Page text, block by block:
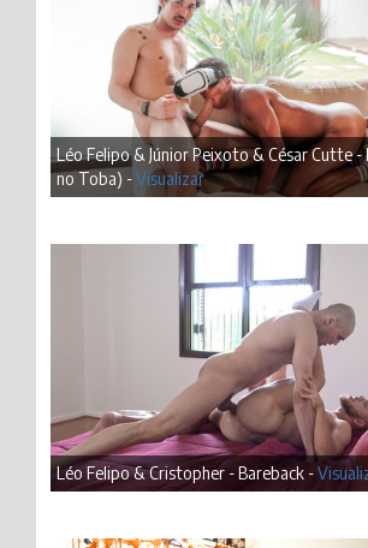
Léo Felipo & Júnior Peixoto & César Cutte -
no Toba) -Visualizar
Léo Felipo & Cristopher - Bareback -